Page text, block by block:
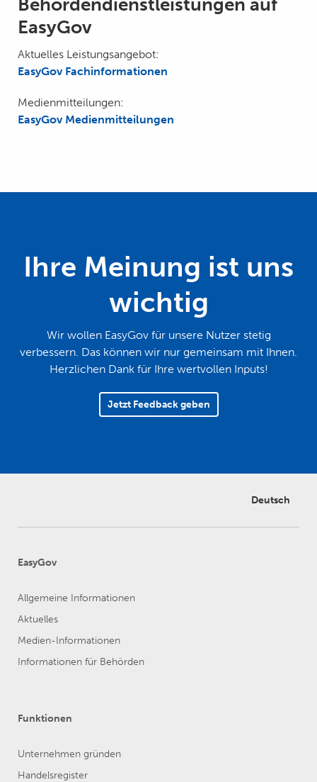
Behördendienstleistungen auf
EasyGov
Aktuelles Leistungsangebot:
EasyGov Fachinformationen
Medienmitteilungen:
EasyGov Medienmitteilungen
Ihre Meinung ist uns
wichtig
Wir wollen EasyGov für unsere Nutzer stetig
verbessern. Das können wir nur gemeinsam mit Ihnen.
Herzlichen Dank für Ihre wertvollen Inputs!
Jetzt Feedback geben
Deutsch
EasyGov
Allgemeine Informationen
Aktuelles
Medien-Informationen
Informationen für Behörden
Funktionen
Unternehmen gründen
Handelsregister